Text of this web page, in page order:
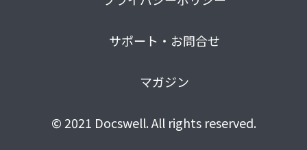
サポート・お問合せ
マガジン
© 2021 Docswell. All rights reserved.